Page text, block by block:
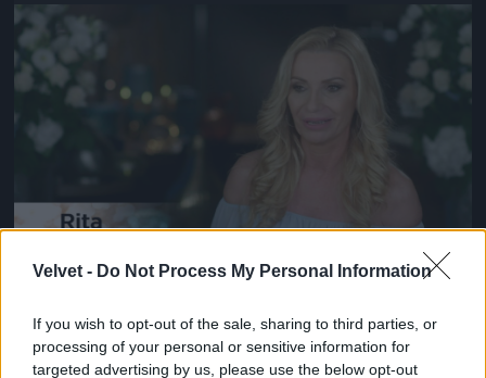
Velvet - Do Not Process My Personal Information
If you wish to opt-out of the sale, sharing to third parties, or
processing of your personal or sensitive information for
targeted advertising by us, please use the below opt-out
Jön még kép!